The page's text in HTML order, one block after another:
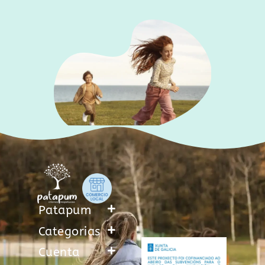
Patapum
Categorias
Cuenta